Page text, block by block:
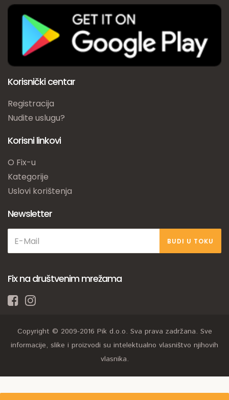
Korisnički centar
Registracija
Nudite uslugu?
Korisni linkovi
O Fix-u
Kategorije
Uslovi korištenja
Newsletter
BUDI U TOKU
Fix na društvenim mrežama
Copyright © 2009-2016 Pik d.o.o. Sva prava zadržana. Sve
informacije, slike i proizvodi su intelektualno vlasništvo njihovih
vlasnika.